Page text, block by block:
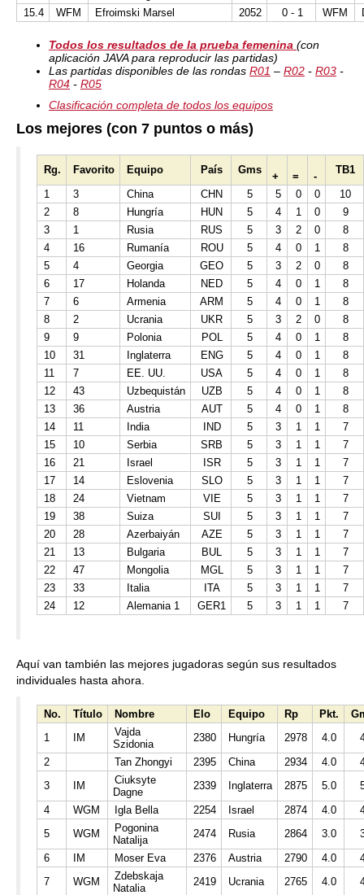
15.4
WFM Efroimski Marsel 2052 0 - 1 WFM
Todos los resultados de la prueba femenina (con
aplicación JAVA para reproducir las partidas)
Las partidas disponibles de las rondas R01 – R02 - R03 -
R04 - R05
Clasificación completa de todos los equipos
Los mejores (con 7 puntos o más)
Rg. Favorito Equipo País Gms
+ = -
TB1
1
3 China CHN 5 5 0 0
10
2
8 Hungría HUN 5 4 1 0
9
3
1 Rusia RUS 5 3 2 0
8
4
16 Rumanía ROU 5 4 0 1
8
5
4 Georgia GEO 5 3 2 0
8
6
17 Holanda NED 5 4 0 1
8
7
6 Armenia ARM 5 4 0 1
8
8
2 Ucrania UKR 5 3 2 0
8
9
9 Polonia POL 5 4 0 1
8
10
31 Inglaterra ENG 5 4 0 1
8
11
7 EE. UU. USA 5 4 0 1
8
12
43 Uzbequistán UZB 5 4 0 1
8
13
36 Austria AUT 5 4 0 1
8
14
11 India IND 5 3 1 1
7
15
10 Serbia SRB 5 3 1 1
7
16
21 Israel ISR 5 3 1 1
7
17
14 Eslovenia SLO 5 3 1 1
7
18
24 Vietnam VIE 5 3 1 1
7
19
38 Suiza SUI 5 3 1 1
7
20
28 Azerbaiyán AZE 5 3 1 1
7
21
13 Bulgaria BUL 5 3 1 1
7
22
47 Mongolia MGL 5 3 1 1
7
23
33 Italia ITA 5 3 1 1
7
24
12 Alemania 1 GER1 5 3 1 1 7
Aquí van también las mejores jugadoras según sus resultados
individuales hasta ahora.
No. Título Nombre Elo Equipo Rp Pkt.
1
IM
Vajda
Szidonia
2380 Hungría 2978 4.0
2
Tan Zhongyi 2395 China 2934 4.0
3
IM
Ciuksyte
Dagne
2339 Inglaterra 2875 5.0
4
WGM Igla Bella 2254 Israel 2874 4.0
5
WGM
Pogonina
Natalija
2474 Rusia 2864 3.0
6
IM Moser Eva 2376 Austria 2790 4.0
7
WGM
Zdebskaja
Natalia
2419 Ucrania 2765 4.0